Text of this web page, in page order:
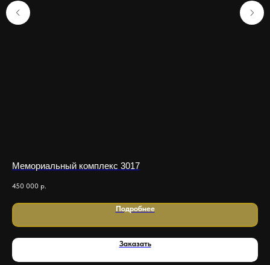
Мемориальный комплекс 3017
450 000 р.
Подробнее
Заказать